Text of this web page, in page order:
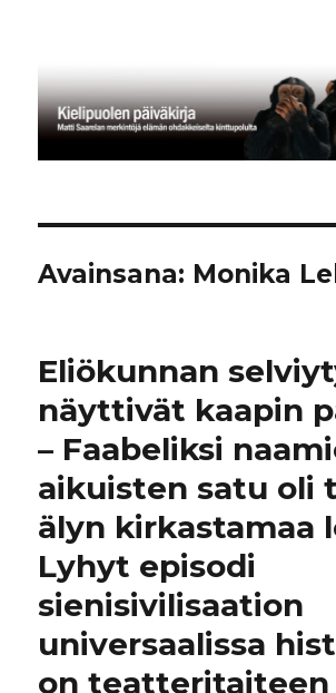
Avainsana: Monika
Eliökunnan
näyttivät kaapin
– Faabeliksi
aikuisten satu oli
älyn kirkastamaa
Lyhyt episodi
sienisivilisaation
universaalissa
on teatteritaiteen